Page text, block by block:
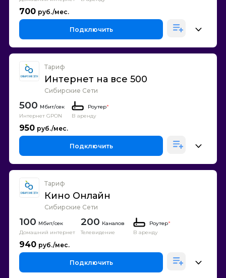
700
Подключить
Тариф
Интернет на все 500
Сибирские Сети
500
Интернет GPON
Роутер*
В аренду
950
Подключить
Тариф
Кино Онлайн
Сибирские Сети
100
Домашний интернет
200 Каналов
Телевидение
Роутер*
В аренду
940
Подключить